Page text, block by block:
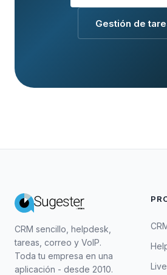
Gestión de
CRM sencillo, helpdesk,
tareas, correo y VoIP.
Toda tu empresa en una
aplicación - desde 2010.